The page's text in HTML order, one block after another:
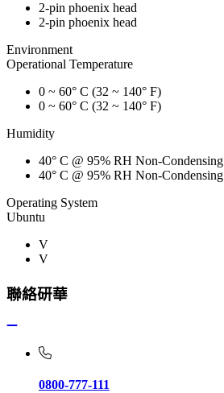
2-pin phoenix head
2-pin phoenix head
Environment
Operational Temperature
0 ~ 60° C (32 ~ 140° F)
0 ~ 60° C (32 ~ 140° F)
Humidity
40° C @ 95% RH Non-Condensing
40° C @ 95% RH Non-Condensing
Operating System
Ubuntu
V
V
聯絡研華
0800-777-111